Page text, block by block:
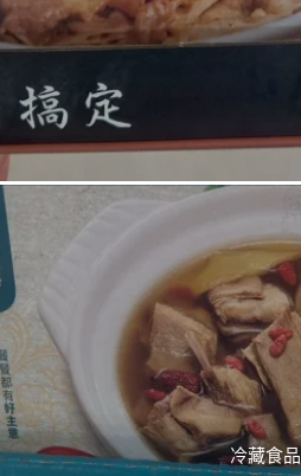
冷藏食品